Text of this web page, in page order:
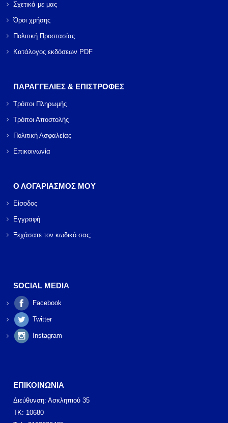
Σχετικά με μας
Όροι χρήσης
Πολιτική Προστασίας
Κατάλογος εκδόσεων PDF
ΠΑΡΑΓΓΕΛΙΕΣ & ΕΠΙΣΤΡΟΦΕΣ
Τρόποι Πληρωμής
Τρόποι Αποστολής
Πολιτική Ασφαλείας
Επικοινωνία
Ο ΛΟΓΑΡΙΑΣΜΟΣ ΜΟΥ
Είσοδος
Εγγραφή
Ξεχάσατε τον κωδικό σας;
SOCIAL MEDIA
Facebook
Twitter
Instagram
ΕΠΙΚΟΙΝΩΝΙΑ
Διεύθυνση: Ασκληπιού 35
ΤΚ: 10680